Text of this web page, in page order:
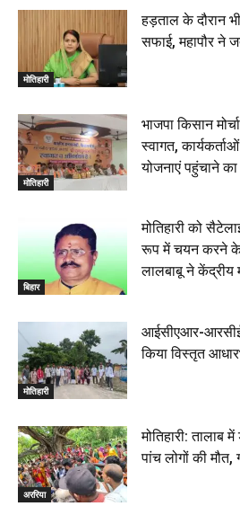
बेतिया में सगे भाई ने मां के साथ
जलाया, दोनों गिरफ्तार, 14
मोतिहारी। NDA सरकार, 12
सांसद रधामोहन सिंह, 13 June
02:19
मोतिहारी
हड़ताल के दौरान
सफाई, महापौर ने
मोतिहारी
भाजपा किसान
स्वागत,
योजनाएं पहुंचाने
बिहार
मोतिहारी को
रूप में चयन करने के
लालबाबू ने केंद्रीय
मोतिहारी
आईसीएआर-
किया विस्तृत
अररिया
मोतिहारी: तालाब
पांच लोगों की मौत,